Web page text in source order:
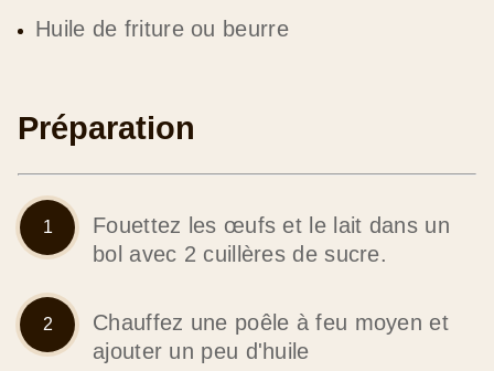
Huile de friture ou beurre
Préparation
Fouettez les œufs et le lait dans un
bol avec 2 cuillères de sucre.
Chauffez une poêle à feu moyen et
ajouter un peu d'huile